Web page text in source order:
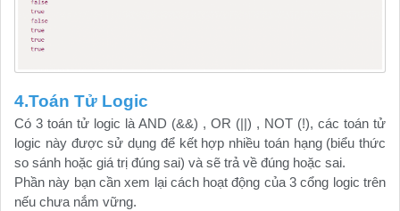
4.Toán Tử Logic
Có 3 toán tử logic là AND (&&) , OR (||) , NOT (!), các toán tử
logic này được sử dụng để kết hợp nhiều toán hạng (biểu thức
so sánh hoặc giá trị đúng sai) và sẽ trả về đúng hoặc sai.
Phần này bạn cần xem lại cách hoạt động của 3 cổng logic trên
nếu chưa nắm vững.